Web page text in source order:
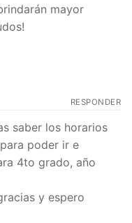
mayor
RESPONDER
saber los horarios
poder ir e
4to grado, año
y espero